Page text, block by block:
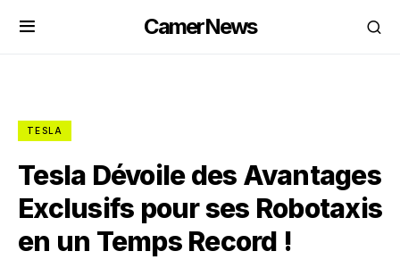
CamerNews
TESLA
Tesla Dévoile des Avantages
Exclusifs pour ses Robotaxis
en un Temps Record !